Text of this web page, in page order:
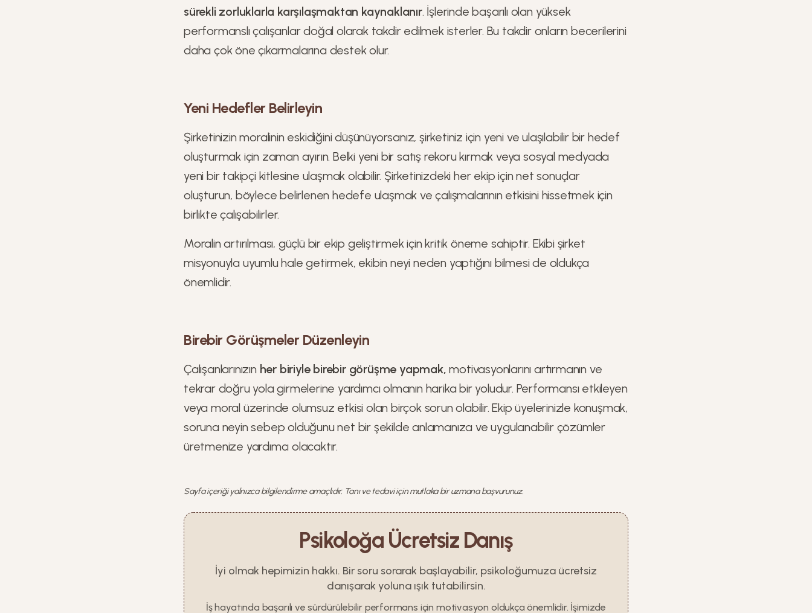
sürekli zorluklarla karşılaşmaktan kaynaklanır. İşlerinde başarılı olan yüksek
performanslı çalışanlar doğal olarak takdir edilmek isterler. Bu takdir onların becerilerini
daha çok öne çıkarmalarına destek olur.
Yeni Hedefler Belirleyin
Şirketinizin moralinin eskidiğini düşünüyorsanız, şirketiniz için yeni ve ulaşılabilir bir hedef
oluşturmak için zaman ayırın. Belki yeni bir satış rekoru kırmak veya sosyal medyada
yeni bir takipçi kitlesine ulaşmak olabilir. Şirketinizdeki her ekip için net sonuçlar
oluşturun, böylece belirlenen hedefe ulaşmak ve çalışmalarının etkisini hissetmek için
birlikte çalışabilirler.
Moralin artırılması, güçlü bir ekip geliştirmek için kritik öneme sahiptir. Ekibi şirket
misyonuyla uyumlu hale getirmek, ekibin neyi neden yaptığını bilmesi de oldukça
önemlidir.
Birebir Görüşmeler Düzenleyin
Çalışanlarınızın her biriyle birebir görüşme yapmak,motivasyonlarını artırmanın ve
tekrar doğru yola girmelerine yardımcı olmanın harika bir yoludur. Performansı etkileyen
veya moral üzerinde olumsuz etkisi olan birçok sorun olabilir. Ekip üyelerinizle konuşmak,
soruna neyin sebep olduğunu net bir şekilde anlamanıza ve uygulanabilir çözümler
üretmenize yardımcı olacaktır.
Sayfa içeriği yalnızca bilgilendirme amaçlıdır. Tanı ve tedavi için mutlaka bir uzmana başvurunuz.
Psikoloğa Ücretsiz Danış
İyi olmak hepimizin hakkı. Bir soru sorarak başlayabilir, psikoloğumuza ücretsiz
danışarak yoluna ışık tutabilirsin.
İş hayatında başarılı ve sürdürülebilir performans için motivasyon oldukça önemlidir. İşimizde